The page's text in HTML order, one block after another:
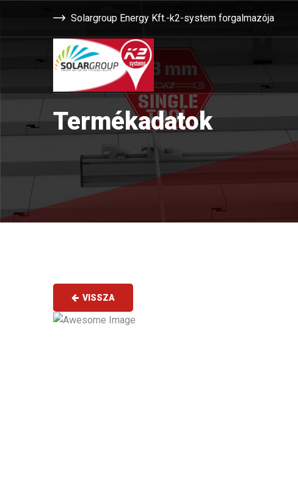
Solargroup Energy Kft.-k2-system forgalmazója
Termékadatok
VISSZA